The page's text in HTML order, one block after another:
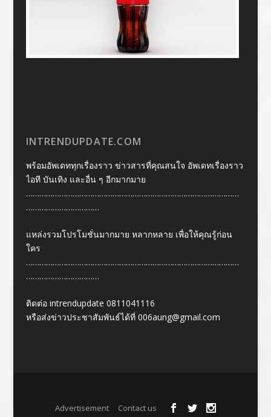
INTRENDUPDATE.COM
พร้อมอัพเดททุกเรื่องราว ข่าวสารที่คุณสนใจ อัพเดทเรื่องราว
ไอที บันเทิง และอื่น ๆ อีกมากมาย
……………………………………………………………………………………
……………………………
แหล่งรวมโปรโมชั่นมากมาย หลากหลาย เพื่อให้คุณรู้ก่อน
ใคร
……………………………………………………………………………………
……………………………
ติดต่อ intrendupdate 0811041116
หรือส่งข่าวประชาสัมพันธ์ได้ที่ 006aung@gmail.com
Advertisement Contact us